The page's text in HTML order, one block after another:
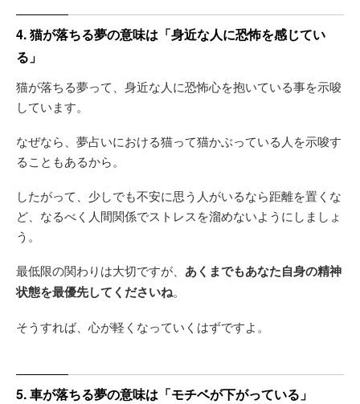
4. 猫が落ちる夢の意味は「身近な人に恐怖を感じてい
る」
猫が落ちる夢って、身近な人に恐怖心を抱いている事を示唆
しています。
なぜなら、夢占いにおける猫って猫かぶっている人を示唆す
ることもあるから。
したがって、少しでも不安に思う人がいるなら距離を置くな
ど、なるべく人間関係でストレスを溜めないようにしましょ
う。
最低限の関わりは大切ですが、 あくまでもあなた自身の精神
状態を最優先してくださいね。
そうすれば、心が軽くなっていくはずですよ。
5. 車が落ちる夢の意味は「モチベが下がっている」